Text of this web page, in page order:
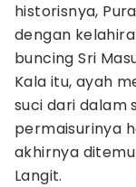
historisnya,
dengan
buncing Sri
Kala itu, ayah
suci dari dalam
permaisurinya
akhirnya
Langit.